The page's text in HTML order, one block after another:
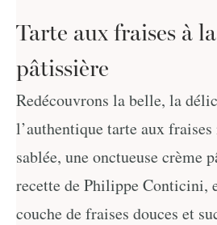
Tarte aux fraises à
pâtissière
Redécouvrons la belle, la
l’authentique tarte aux
sablée, une onctueuse crème
recette de Philippe Conticini,
couche de fraises douces et